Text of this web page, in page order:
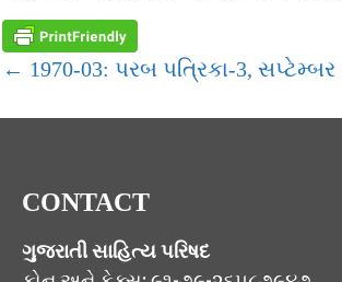
POST
NAVIGATION
← 1970-03: પરબ પત્રિકા-3, સપ્ટેમ્બર
CONTACT
ગુજરાતી સાહિત્ય પરિષદ